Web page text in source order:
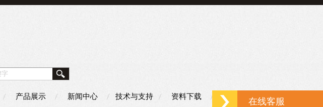
产品展示 新闻中心 技术与支持 资料下载 联系我们
在线客服